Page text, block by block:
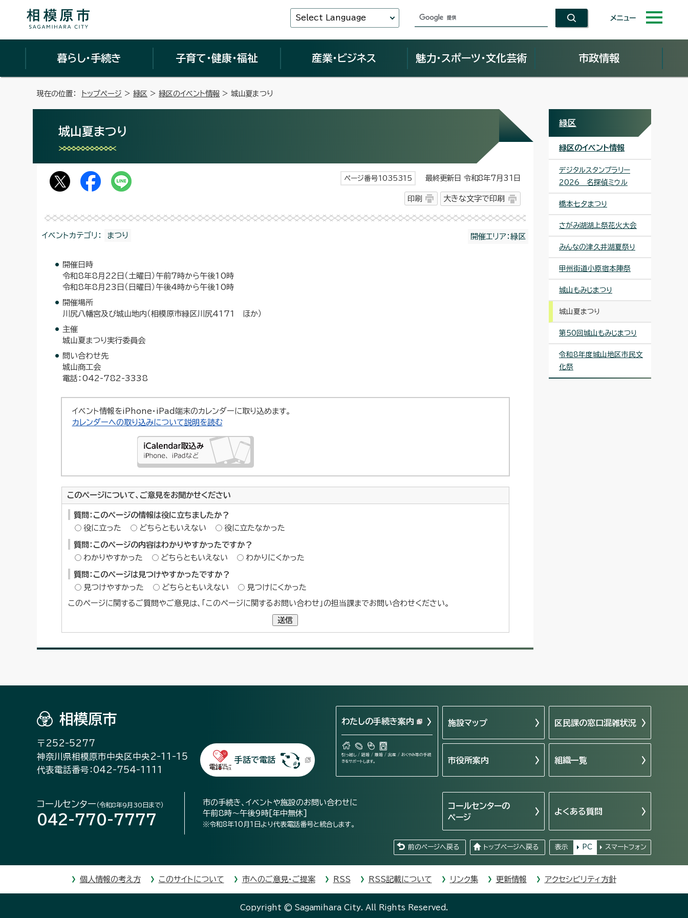
Select Language メニュー
暮らし・手続き 子育て・健康・福祉 産業・ビジネス 魅力・スポーツ・文化芸術 市政情報
現在の位置： トップページ > 緑区 > 緑区のイベント情報 > 城山夏まつり
城山夏まつり
ページ番号1035315 最終更新日 令和8年7月31日
印刷 大きな文字で印刷
イベントカテゴリ： まつり 開催エリア：緑区
開催日時
令和8年8月22日（土曜日）午前7時から午後10時
令和8年8月23日（日曜日）午後4時から午後10時
開催場所
川尻八幡宮及び城山地内（相模原市緑区川尻4171 ほか）
主催
城山夏まつり実行委員会
問い合わせ先
城山商工会
電話：042-782-3338
イベント情報をiPhone・iPad端末のカレンダーに取り込めます。
カレンダーへの取り込みについて説明を読む
このページについて、ご意見をお聞かせください
質問：このページの情報は役に立ちましたか？
役に立った
どちらともいえない 役に立たなかった
質問：このページの内容はわかりやすかったですか？
わかりやすかった
どちらともいえない わかりにくかった
質問：このページは見つけやすかったですか？
見つけやすかった
どちらともいえない 見つけにくかった
このページに関するご質問やご意見は、「このページに関するお問い合わせ」の担当課までお問い合わせください。
送信
緑区
緑区のイベント情報
デジタルスタンプラリー
2026 名探偵ミウル
橋本七夕まつり
さがみ湖湖上祭花火大会
みんなの津久井湖夏祭り
甲州街道小原宿本陣祭
城山もみじまつり
城山夏まつり
第50回城山もみじまつり
令和8年度城山地区市民文
化祭
相模原市
〒252-5277
神奈川県相模原市中央区中央2-11-15
代表電話番号：042-754-1111
手話で電話
わたしの手続き案内
引っ越し / 結婚 / 離婚 / 出産 / おくやみ等の手続
きをサポートします。
施設マップ 区民課の窓口混雑状況
市役所案内 組織一覧
コールセンター （令和8年9月30日まで）
042-770-7777
市の手続き、イベントや施設のお問い合わせに
午前8時～午後9時[年中無休]
※令和8年10月1日より代表電話番号と統合します。
コールセンターの
ページ
よくある質問
前のページへ戻る トップページへ戻る 表示 PC スマートフォン
個人情報の考え方 このサイトについて 市へのご意見・ご提案 RSS RSS記載について リンク集 更新情報 アクセシビリティ方針
Copyright © Sagamihara City. All Rights Reserved.